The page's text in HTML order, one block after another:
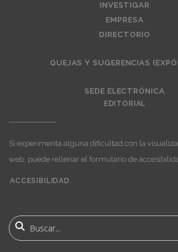
INVESTIGAR
EMPRESA
DIRECTORIO
QUEJAS Y SUGERENCIAS
SEDE ELECTRÓNICA
EDITORIAL
Si experimenta alguna dificultad con la
web, puede rellenar el formulario de
menu
ACCESIBILIDAD
Buscar